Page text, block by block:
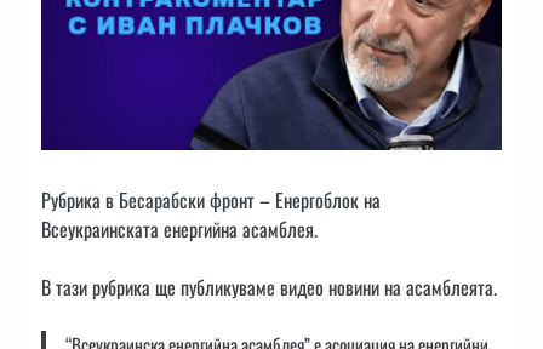
Рубрика в Бесарабски фронт – Енергоблок на
Всеукраинската енергийна асамблея.
В тази рубрика ще публикуваме видео новини на асамблеята.